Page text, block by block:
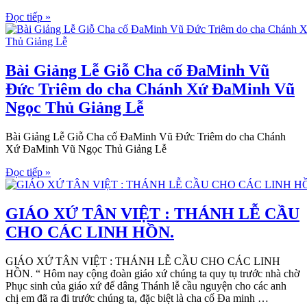
Đọc tiếp »
Bài Giảng Lễ Giỗ Cha cố ĐaMinh Vũ
Đức Triêm do cha Chánh Xứ ĐaMinh Vũ
Ngọc Thủ Giảng Lễ
Bài Giảng Lễ Giỗ Cha cố ĐaMinh Vũ Đức Triêm do cha Chánh
Xứ ĐaMinh Vũ Ngọc Thủ Giảng Lễ
Đọc tiếp »
GIÁO XỨ TÂN VIỆT : THÁNH LỄ CẦU
CHO CÁC LINH HỒN.
GIÁO XỨ TÂN VIỆT : THÁNH LỄ CẦU CHO CÁC LINH
HỒN. “ Hôm nay cộng đoàn giáo xứ chúng ta quy tụ trước nhà chờ
Phục sinh của giáo xứ để dâng Thánh lễ cầu nguyện cho các anh
chị em đã ra đi trước chúng ta, đặc biệt là cha cố Đa minh …